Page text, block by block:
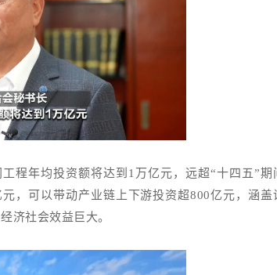
程年均投资额将达到1万亿元，远超“十四五”期
，可以带动产业链上下游投资超800亿元，涵盖
济社会效益巨大。